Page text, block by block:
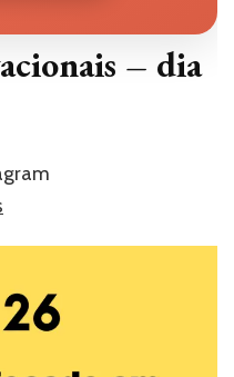
– dia